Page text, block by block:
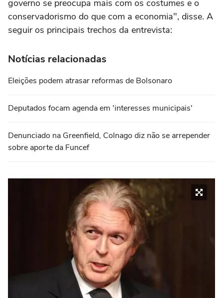
governo se preocupa mais com os costumes e o
conservadorismo do que com a economia", disse. A
seguir os principais trechos da entrevista:
Notícias relacionadas
Eleições podem atrasar reformas de Bolsonaro
Deputados focam agenda em 'interesses municipais'
Denunciado na Greenfield, Colnago diz não se arrepender
sobre aporte da Funcef